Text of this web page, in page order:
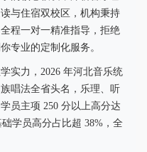
与住宿双校区，机构秉持
程一对一精准指导，拒绝
专业的定制化服务。
实力，2026 年河北音乐统
唱法全省头名，乐理、听
员主项 250 分以上高分达
学员高分占比超 38%，全